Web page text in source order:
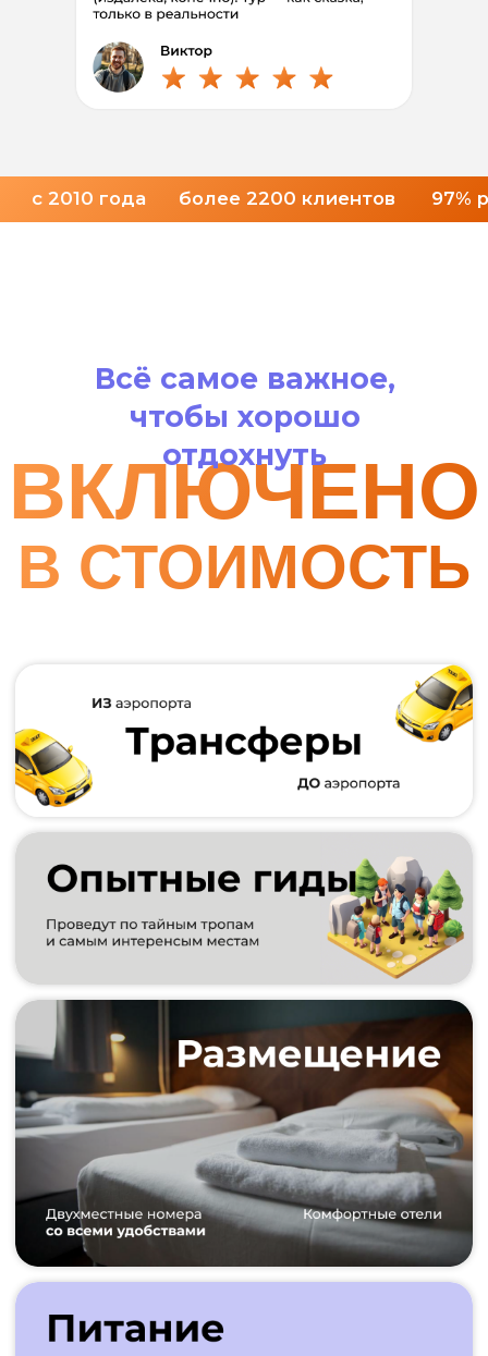
или
корпоративный тур
по запросу
Подарочный сертификат
на любую суммудля
путешествия, которое
человек будет вспоминать
с огромной любовью и
благодарностью!
незабываемый подарок
СДЕЛАТЬ ПОДАРОК